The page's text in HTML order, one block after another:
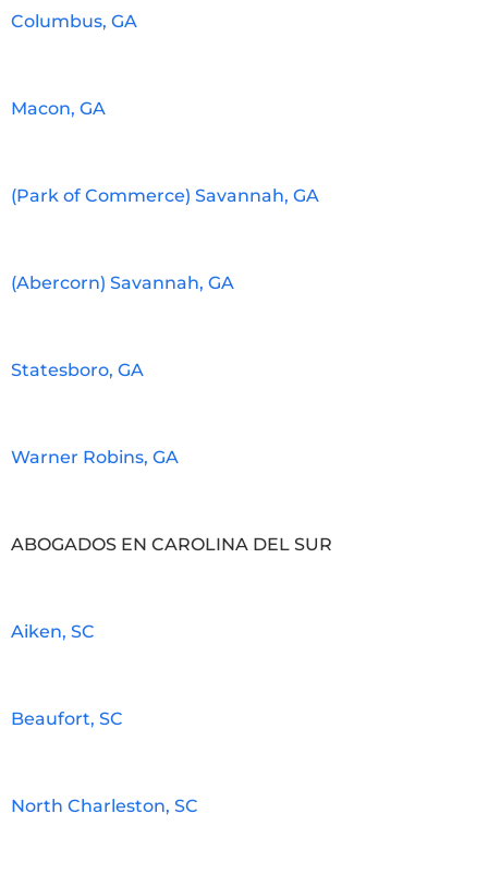
Columbus, GA
Macon, GA
(Park of Commerce) Savannah, GA
(Abercorn) Savannah, GA
Statesboro, GA
Warner Robins, GA
ABOGADOS EN CAROLINA DEL SUR
Aiken, SC
Beaufort, SC
North Charleston, SC